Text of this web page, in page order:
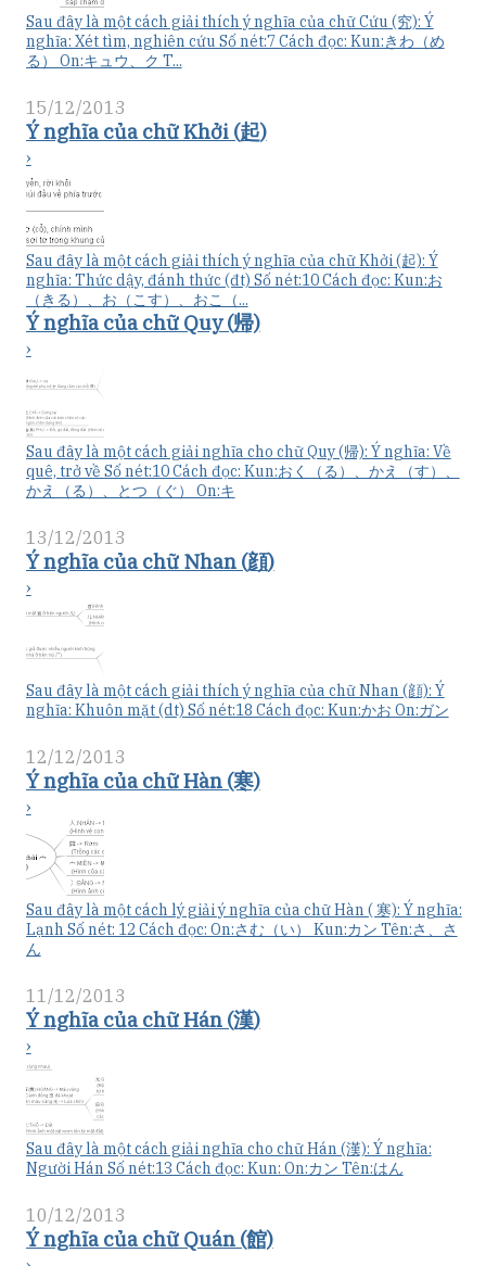
Sau đây là một cách giải thích ý nghĩa của chữ Cứu (究): Ý
nghĩa: Xét tìm, nghiên cứu Số nét:7 Cách đọc: Kun:きわ（め
る） On:キュウ、ク T...
15/12/2013
Ý nghĩa của chữ Khởi (起)
›
Sau đây là một cách giải thích ý nghĩa của chữ Khởi (起): Ý
nghĩa: Thức dậy, đánh thức (đt) Số nét:10 Cách đọc: Kun:お
（きる）、お（こす）、おこ（...
Ý nghĩa của chữ Quy (帰)
›
Sau đây là một cách giải nghĩa cho chữ Quy (帰): Ý nghĩa: Về
quê, trở về Số nét:10 Cách đọc: Kun:おく（る）、かえ（す）、
かえ（る）、とつ（ぐ） On:キ
13/12/2013
Ý nghĩa của chữ Nhan (顔)
›
Sau đây là một cách giải thích ý nghĩa của chữ Nhan (顔): Ý
nghĩa: Khuôn mặt (dt) Số nét:18 Cách đọc: Kun:かお On:ガン
12/12/2013
Ý nghĩa của chữ Hàn (寒)
›
Sau đây là một cách lý giải ý nghĩa của chữ Hàn ( 寒): Ý nghĩa:
Lạnh Số nét: 12 Cách đọc: On:さむ（い） Kun:カン Tên:さ、さ
ん
11/12/2013
Ý nghĩa của chữ Hán (漢)
›
Sau đây là một cách giải nghĩa cho chữ Hán (漢): Ý nghĩa:
Người Hán Số nét:13 Cách đọc: Kun: On:カン Tên:はん
10/12/2013
Ý nghĩa của chữ Quán (館)